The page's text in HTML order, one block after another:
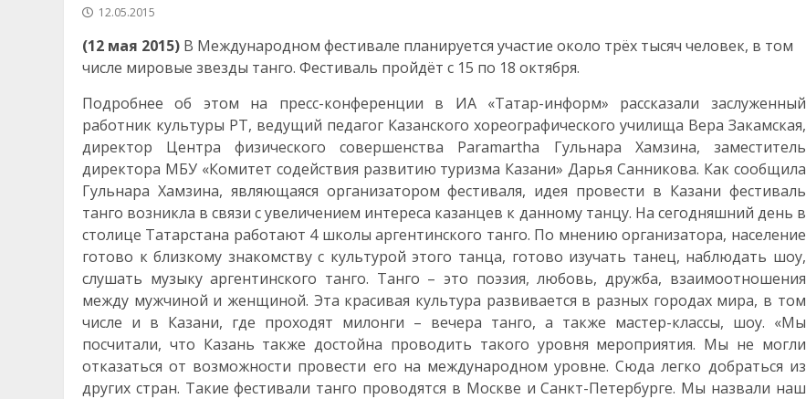
12.05.2015
(12 мая 2015) В Международном фестивале планируется участие около трёх тысяч человек, в том
числе мировые звезды танго. Фестиваль пройдёт с 15 по 18 октября.
Подробнее об этом на пресс-конференции в ИА «Татар-информ» рассказали заслуженный
работник культуры РТ, ведущий педагог Казанского хореографического училища Вера Закамская,
директор Центра физического совершенства Paramartha Гульнара Хамзина, заместитель
директора МБУ «Комитет содействия развитию туризма Казани» Дарья Санникова. Как сообщила
Гульнара Хамзина, являющаяся организатором фестиваля, идея провести в Казани фестиваль
танго возникла в связи с увеличением интереса казанцев к данному танцу. На сегодняшний день в
столице Татарстана работают 4 школы аргентинского танго. По мнению организатора, население
готово к близкому знакомству с культурой этого танца, готово изучать танец, наблюдать шоу,
слушать музыку аргентинского танго. Танго – это поэзия, любовь, дружба, взаимоотношения
между мужчиной и женщиной. Эта красивая культура развивается в разных городах мира, в том
числе и в Казани, где проходят милонги – вечера танго, а также мастер-классы, шоу. «Мы
посчитали, что Казань также достойна проводить такого уровня мероприятия. Мы не могли
отказаться от возможности провести его на международном уровне. Сюда легко добраться из
других стран. Такие фестивали танго проводятся в Москве и Санкт-Петербурге. Мы назвали наш